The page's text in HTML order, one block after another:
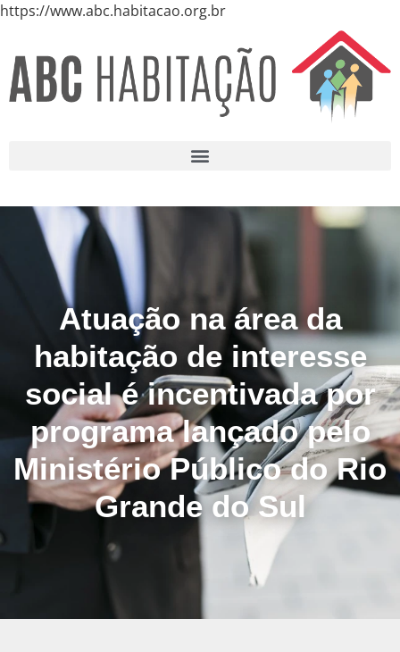
https://www.abc.habitacao.org.br
Atuação na área da
habitação de interesse
social é incentivada por
programa lançado pelo
Ministério Público do Rio
Grande do Sul